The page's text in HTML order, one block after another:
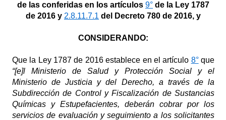
de las conferidas en los artículos 9° de la Ley 1787
de 2016 y 2.8.11.7.1 del Decreto 780 de 2016, y
CONSIDERANDO:
Que la Ley 1787 de 2016 establece en el artículo 8°que
“[e]l Ministerio de Salud y Protección Social y el
Ministerio de Justicia y del Derecho, a través de la
Subdirección de Control y Fiscalización de Sustancias
Químicas y Estupefacientes, deberán cobrar por los
servicios de evaluación y seguimiento a los solicitantes